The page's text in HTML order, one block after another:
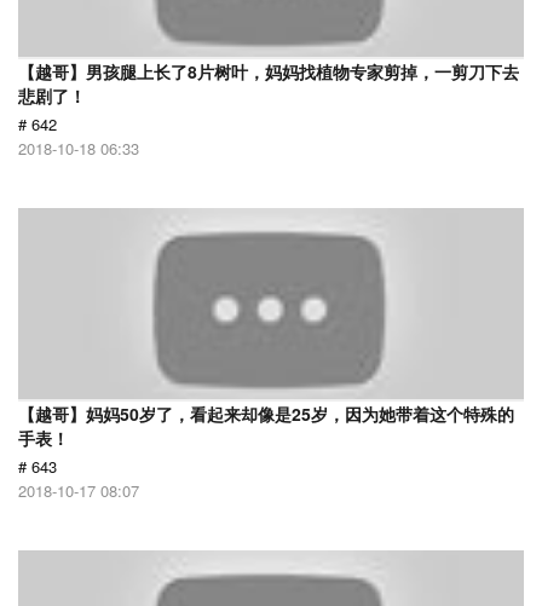
【越哥】男孩腿上长了8片树叶，妈妈找植物专家剪掉，一剪刀下去
悲剧了！
# 642
2018-10-18 06:33
【越哥】妈妈50岁了，看起来却像是25岁，因为她带着这个特殊的
手表！
# 643
2018-10-17 08:07